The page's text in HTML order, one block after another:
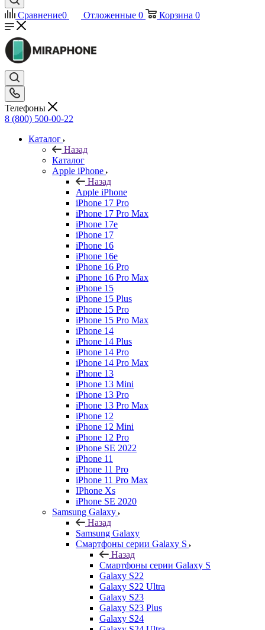
Сравнение0 Отложенные 0 Корзина 0
Телефоны
8 (800) 500-00-22
Каталог
Назад
Каталог
Apple iPhone
Назад
Apple iPhone
iPhone 17 Pro
iPhone 17 Pro Max
iPhone 17e
iPhone 17
iPhone 16
iPhone 16e
iPhone 16 Pro
iPhone 16 Pro Max
iPhone 15
iPhone 15 Plus
iPhone 15 Pro
iPhone 15 Pro Max
iPhone 14
iPhone 14 Plus
iPhone 14 Pro
iPhone 14 Pro Max
iPhone 13
iPhone 13 Mini
iPhone 13 Pro
iPhone 13 Pro Max
iPhone 12
iPhone 12 Mini
iPhone 12 Pro
iPhone SE 2022
iPhone 11
iPhone 11 Pro
iPhone 11 Pro Max
IPhone Xs
iPhone SE 2020
Samsung Galaxy
Назад
Samsung Galaxy
Смартфоны серии Galaxy S
Назад
Смартфоны серии Galaxy S
Galaxy S22
Galaxy S22 Ultra
Galaxy S23
Galaxy S23 Plus
Galaxy S24